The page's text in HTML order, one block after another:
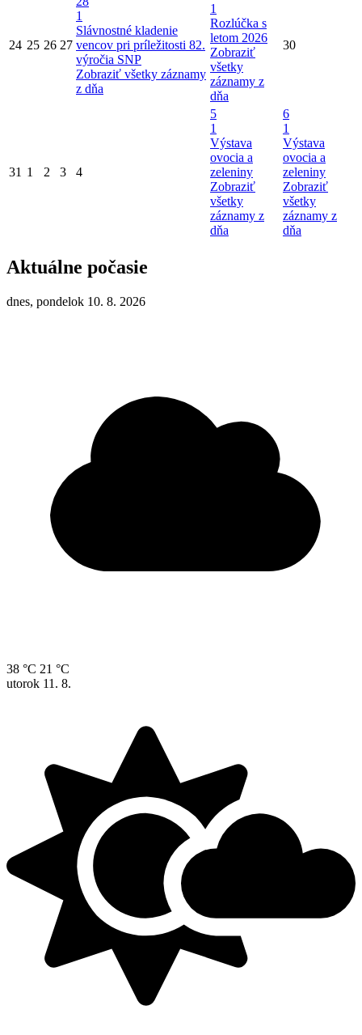
24 25 26 27
1
Slávnostné kladenie
vencov pri príležitosti 82.
výročia SNP
Zobraziť všetky záznamy
z dňa
1
Rozlúčka s
letom 2026
Zobraziť
všetky
záznamy z
dňa
30
31 1 2 3 4
5
1
Výstava
ovocia a
zeleniny
Zobraziť
všetky
záznamy z
dňa
6
1
Výstava
ovocia a
zeleniny
Zobraziť
všetky
záznamy z
dňa
Aktuálne počasie
dnes, pondelok 10. 8. 2026
38 °C 21 °C
utorok 11. 8.